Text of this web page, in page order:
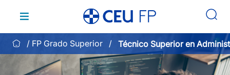
contenido
FP Grado Superior
Técnico Superior en
Sistemas Informáticos en